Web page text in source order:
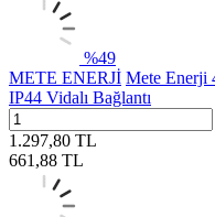
%49
METE ENERJİ Mete Enerji
IP44 Vidalı Bağlantı
1.297,80 TL
661,88 TL